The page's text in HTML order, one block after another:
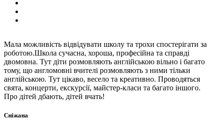
Мала можливість відвідувати школу та трохи спостерігати за
роботою.Школа сучасна, хороша, професійна та справді
двомовна. Тут діти розмовляють англійською вільно і багато
тому, що англомовні вчителі розмовляють з ними тільки
англійською. Тут цікаво, весело та креативно. Проводяться
свята, концерти, екскурсії, майстер-класи та багато іншого.
Про дітей дбають, дітей вчать!
Сніжана